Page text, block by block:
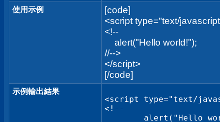
使用示例
[code]
<script type="text/
<!--
alert("Hello world!");
//-->
</script>
[/code]
示例輸出結果
<script type="text/
<!--